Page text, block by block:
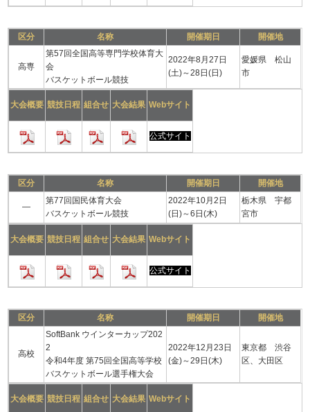
区分 名称 開催期日 開催地
高専
第57回全国高等専門学校体育大
会
バスケットボール競技
2022年8月27日
(土)～28日(日)
愛媛県 松山
市
大会概要 競技日程 組合せ 大会結果 Webサイト
公式サイト
区分 名称 開催期日 開催地
―
第77回国民体育大会
バスケットボール競技
2022年10月2日
(日)～6日(木)
栃木県 宇都
宮市
大会概要 競技日程 組合せ 大会結果 Webサイト
公式サイト
区分 名称 開催期日 開催地
高校
SoftBank ウインターカップ202
2
令和4年度 第75回全国高等学校
バスケットボール選手権大会
2022年12月23日
(金)～29日(木)
東京都 渋谷
区、大田区
大会概要 競技日程 組合せ 大会結果 Webサイト